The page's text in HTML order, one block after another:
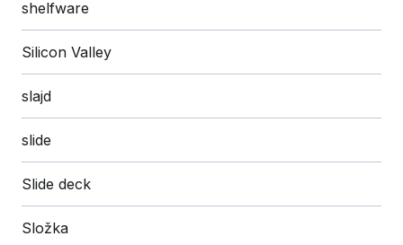
shelfware
Silicon Valley
slajd
slide
Slide deck
Složka